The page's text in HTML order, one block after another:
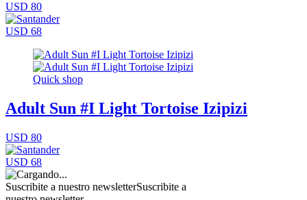
USD 80
USD 68
Quick shop
Adult Sun #I Light Tortoise Izipizi
USD 80
USD 68
Suscribite a nuestro newsletterSuscribite a